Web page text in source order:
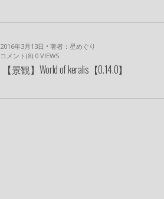
2016年3月13日 • 著者：星めぐり
コメント(8) 0 VIEWS
【景観】World of keralis【0.14.0】